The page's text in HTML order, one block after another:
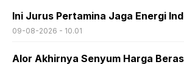
Ini Jurus Pertamina Jaga Energi
09-08-2026 - 10.01
Alor Akhirnya Senyum Harga Beras